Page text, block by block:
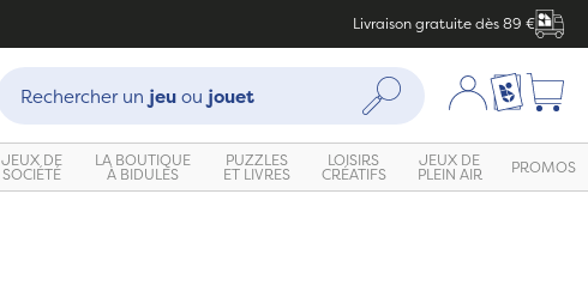
Livraison gratuite dès 89 €
Recherche :
Rechercher un jeuou jouet Rechercher Mon compte
Ma liste
JEUX DE
SOCIÉTÉ
LA BOUTIQUE
À BIDULES
PUZZLES
ET LIVRES
LOISIRS
CRÉATIFS
JEUX DE
PLEIN AIR PROMOS